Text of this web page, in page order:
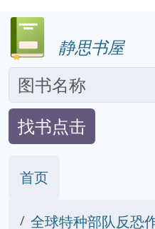
静思书屋
找书点击
首页
全球特种部队反恐